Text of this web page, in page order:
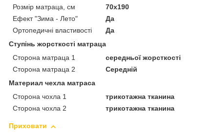
Розмір матраца, см
70х190
Ефект "Зима - Лето"
Да
Ортопедичні властивості
Да
Ступінь жорсткості матраца
Сторона матраца 1
середньої жорсткості
Сторона матраца 2
Середній
Материал чехла матраса
Сторона чохла 1
трикотажна тканина
Сторона чохла 2
трикотажна тканина
Приховати